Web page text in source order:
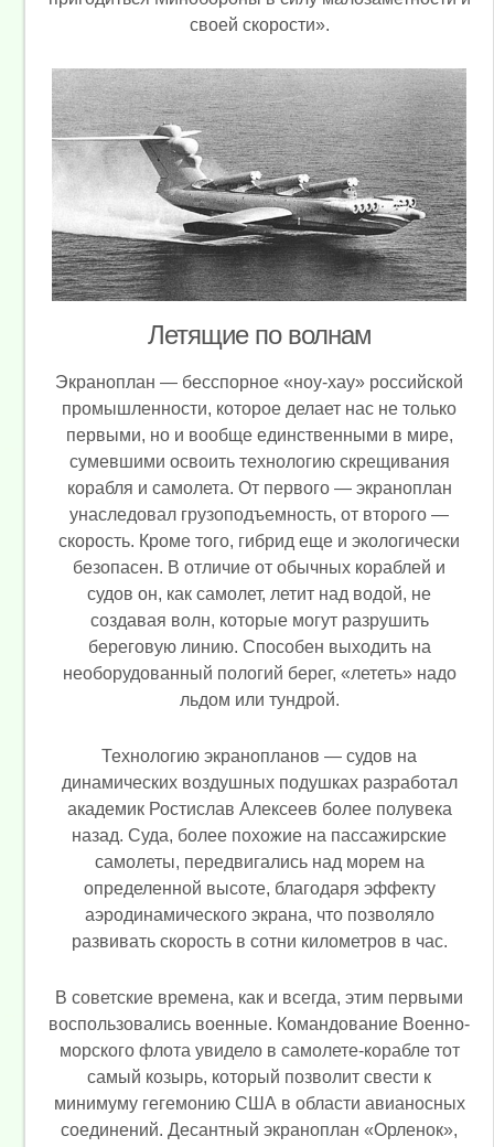
своей скорости».
Летящие по волнам
Экраноплан — бесспорное «ноу-хау» российской
промышленности, которое делает нас не только
первыми, но и вообще единственными в мире,
сумевшими освоить технологию скрещивания
корабля и самолета. От первого — экраноплан
унаследовал грузоподъемность, от второго —
скорость. Кроме того, гибрид еще и экологически
безопасен. В отличие от обычных кораблей и
судов он, как самолет, летит над водой, не
создавая волн, которые могут разрушить
береговую линию. Способен выходить на
необорудованный пологий берег, «лететь» надо
льдом или тундрой.
Технологию экранопланов — судов на
динамических воздушных подушках разработал
академик Ростислав Алексеев более полувека
назад. Суда, более похожие на пассажирские
самолеты, передвигались над морем на
определенной высоте, благодаря эффекту
аэродинамического экрана, что позволяло
развивать скорость в сотни километров в час.
В советские времена, как и всегда, этим первыми
воспользовались военные. Командование Военно-
морского флота увидело в самолете-корабле тот
самый козырь, который позволит свести к
минимуму гегемонию США в области авианосных
соединений. Десантный экраноплан «Орленок»,